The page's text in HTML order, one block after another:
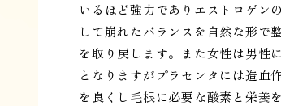
いるほど強力でありエストロゲン
して崩れたバランスを自然な形で
を取り戻します。また女性は男性
となりますがプラセンタには造血
を良くし毛根に必要な酸素と栄養